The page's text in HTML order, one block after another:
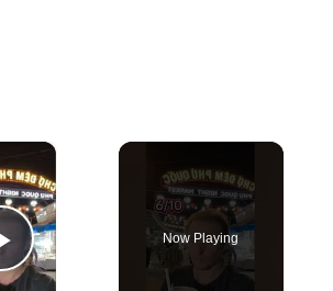
×
Play Video
Now Playing